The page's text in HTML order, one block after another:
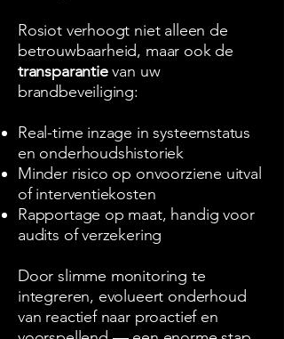
Rosiot verhoogt niet alleen de
betrouwbaarheid, maar ook de
transparantievan uw
brandbeveiliging:
Real-time inzage in systeemstatus
en onderhoudshistoriek
Minder risico op onvoorziene uitval
of interventiekosten
Rapportage op maat, handig voor
audits of verzekering
Door slimme monitoring te
integreren, evolueert onderhoud
van reactief naar proactief en